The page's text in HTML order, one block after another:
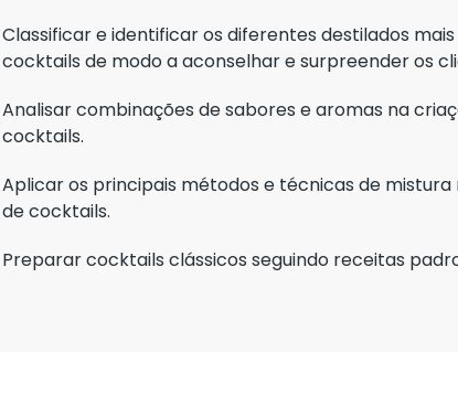
Classificar e identificar os diferentes destilados
cocktails de modo a aconselhar e surpreender os
Analisar combinações de sabores e aromas na
cocktails.
Aplicar os principais métodos e técnicas de
de cocktails.
Preparar cocktails clássicos seguindo receitas